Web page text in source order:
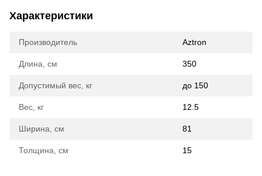
Характеристики
Производитель Aztron
Длина, см 350
Допустимый вес, кг до 150
Вес, кг 12.5
Ширина, см 81
Толщина, см 15